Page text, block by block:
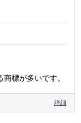
標が多いです。
詳細